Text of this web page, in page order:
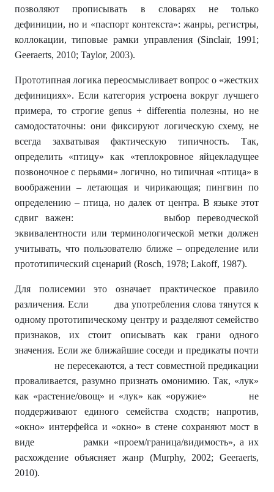
позволяют прописывать в словарях не только
дефиниции, но и «паспорт контекста»: жанры, регистры,
коллокации, типовые рамки управления (Sinclair, 1991;
Geeraerts, 2010; Taylor, 2003).
Прототипная логика переосмысливает вопрос о «жестких
дефинициях». Если категория устроена вокруг лучшего
примера, то строгие genus + differentia полезны, но не
самодостаточны: они фиксируют логическую схему, не
всегда захватывая фактическую типичность. Так,
определить «птицу» как «теплокровное яйцекладущее
позвоночное с перьями» логично, но типичная «птица» в
воображении – летающая и чирикающая; пингвин по
определению – птица, но далек от центра. В языке этот
сдвиг важен: выбор переводческой
эквивалентности или терминологической метки должен
учитывать, что пользователю ближе – определение или
прототипический сценарий (Rosch, 1978; Lakoff, 1987).
Для полисемии это означает практическое правило
различения. Если два употребления слова тянутся к
одному прототипическому центру и разделяют семейство
признаков, их стоит описывать как грани одного
значения. Если же ближайшие соседи и предикаты почти
не пересекаются, а тест совместной предикации
проваливается, разумно признать омонимию. Так, «лук»
как «растение/овощ» и «лук» как «оружие» не
поддерживают единого семейства сходств; напротив,
«окно» интерфейса и «окно» в стене сохраняют мост в
виде рамки «проем/граница/видимость», а их
расхождение объясняет жанр (Murphy, 2002; Geeraerts,
2010).